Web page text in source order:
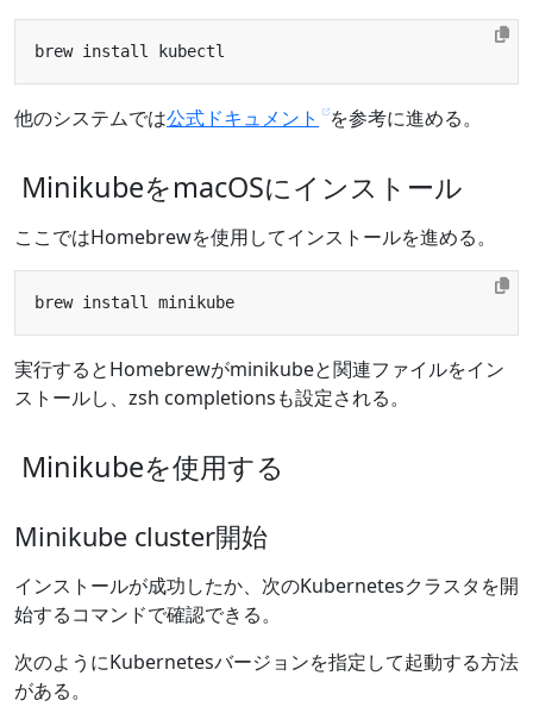
他のシステムでは公式ドキュメント を参考に進める。
MinikubeをmacOSにインストール
ここではHomebrewを使用してインストールを進める。
実行するとHomebrewがminikubeと関連ファイルをイン
ストールし、zsh completionsも設定される。
Minikubeを使用する
Minikube cluster開始
インストールが成功したか、次のKubernetesクラスタを開
始するコマンドで確認できる。
次のようにKubernetesバージョンを指定して起動する方法
がある。